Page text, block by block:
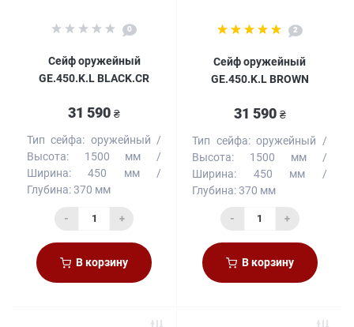
0
Сейф оружейный
GE.450.K.L BLACK.CR
31 590 ₴
Тип сейфа: оружейный
Высота:
1500 мм
Ширина:
450 мм
Глубина:370 мм
- +
В корзину
2
Сейф оружейный
GE.450.K.L BROWN
31 590 ₴
Тип сейфа: оружейный
Высота:
1500 мм
Ширина:
450 мм
Глубина:370 мм
- +
В корзину